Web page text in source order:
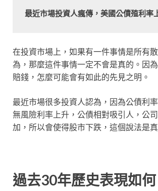
最近市場投資人瘋傳，美國公債殖利率
在投資市場上，如果有一件事情是所有
為，那麼這件事情一定不會是真的。因
賠錢，怎麼可能會有如此的先見之明。
最近市場很多投資人認為，因為公債利
無風險利率上升，公債相對吸引人，公
加，所以會使得股市下跌，這個說法是
過去30年歷史表現如何